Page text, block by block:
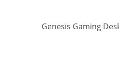
Genesis Gaming